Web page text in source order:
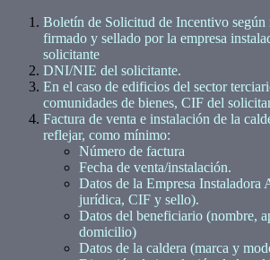
Boletín de Solicitud de Incentivo según
firmado y sellado por la empresa
solicitante
DNI/NIE del solicitante.
En el caso de edificios del sector
comunidades de bienes, CIF del
Factura de venta e instalación de la
reflejar, como mínimo:
Número de factura
Fecha de venta/instalación.
Datos de la Empresa Instaladora
jurídica, CIF y sello).
Datos del beneficiario (nombre,
domicilio)
Datos de la caldera (marca y